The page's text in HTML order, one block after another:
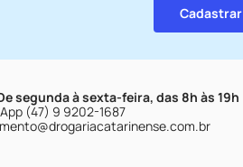
Cadastrar
segunda à sexta-feira, das 8h às 19h
(47) 9 9202-1687